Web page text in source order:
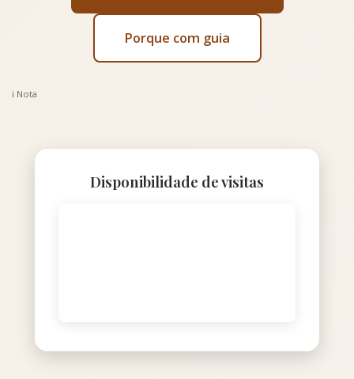
Porque com guia
ℹ️ Nota
Disponibilidade de visitas